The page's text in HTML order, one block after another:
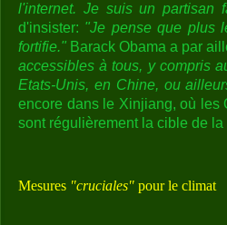
l'internet. Je suis un partisan
d'insister: "Je pense que plus
fortifie." Barack Obama a par
accessibles à tous, y compris
Etats-Unis, en Chine, ou
encore dans le Xinjiang, où les
sont régulièrement la cible de
Mesures "cruciales" pour le climat